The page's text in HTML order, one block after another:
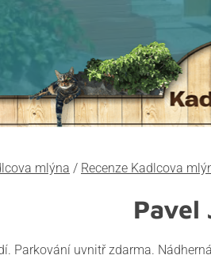
mlýna / Recenze Kadlcova
Pavel
Parkování uvnitř zdarma.